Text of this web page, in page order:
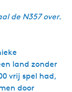
de N357 over.
land zonder
vrij spel had,
door